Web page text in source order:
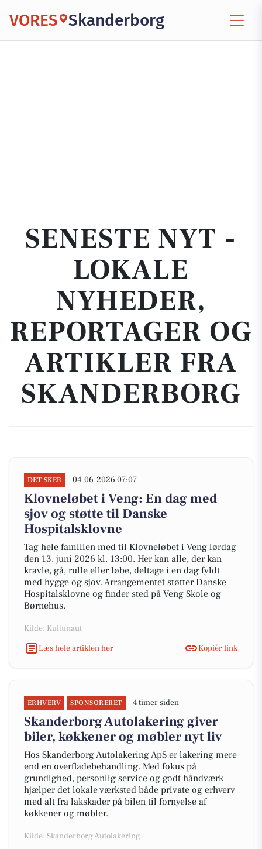
VORES Skanderborg
SENESTE NYT -
LOKALE
NYHEDER,
REPORTAGER OG
ARTIKLER FRA
SKANDERBORG
DET SKER 04-06-2026 07:07
Klovneløbet i Veng: En dag med
sjov og støtte til Danske
Hospitalsklovne
Tag hele familien med til Klovneløbet i Veng lørdag
den 13. juni 2026 kl. 13:00. Her kan alle, der kan
kravle, gå, rulle eller løbe, deltage i en dag fyldt
med hygge og sjov. Arrangementet støtter Danske
Hospitalsklovne og finder sted på Veng Skole og
Børnehus.
Kilde: Kultunaut
Læs hele artiklen her
Kopiér link
ERHVERV SPONSORERET 4 timer siden
Skanderborg Autolakering giver
biler, køkkener og møbler nyt liv
Hos Skanderborg Autolakering ApS er lakering mere
end en overfladebehandling. Med fokus på
grundighed, personlig service og godt håndværk
hjælper det lokale værksted både private og erhverv
med alt fra lakskader på bilen til fornyelse af
køkkener og møbler.
Kilde: Skanderborg Autolakering